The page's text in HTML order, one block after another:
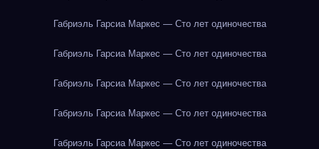
Габриэль Гарсиа Маркес — Сто лет одиночества
Габриэль Гарсиа Маркес — Сто лет одиночества
Габриэль Гарсиа Маркес — Сто лет одиночества
Габриэль Гарсиа Маркес — Сто лет одиночества
Габриэль Гарсиа Маркес — Сто лет одиночества